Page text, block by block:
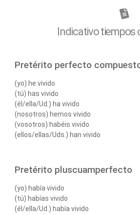
Indicativo tiempos
Pretérito perfecto
(yo) he vivido
(tú) has vivido
(él/ella/Ud.) ha vivido
(nosotros) hemos vivido
(vosotros) habéis vivido
(ellos/ellas/Uds.) han vivido
Pretérito pluscuamperfecto
(yo) había vivido
(tú) habías vivido
(él/ella/Ud.) había vivido